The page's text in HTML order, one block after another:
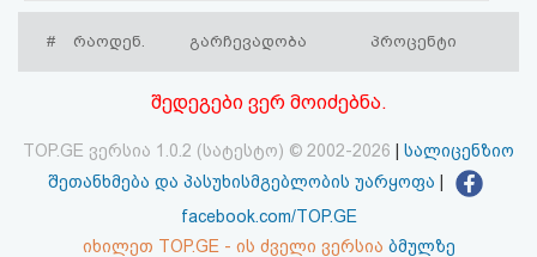
აღდგენა
სალიცენზიო
შეთანხმება
# რაოდენ. გარჩევადობა პროცენტი
შედეგები ვერ მოიძებნა.
TOP.GE ვერსია 1.0.2 (სატესტო) © 2002-2026
სალიცენზიო
შეთანხმება და პასუხისმგებლობის უარყოფა
facebook.com/TOP.GE
იხილეთ TOP.GE - ის ძველი ვერსია ბმულზე